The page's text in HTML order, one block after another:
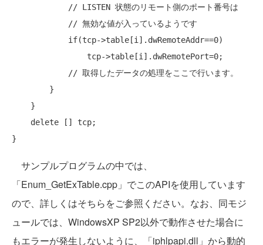
// LISTEN 状態のリモート側のポート番号は
// 無効な値が入っているようです
if(tcp->table[i].dwRemoteAddr==0)
// 取得したデータの処理をここで行います。
delete [] tcp;
サンプルプログラムの中では、
「Enum_GetExTable.cpp」でこのAPIを使用しています
ので、詳しくはそちらをご参照ください。なお、同モジ
ュールでは、WindowsXP SP2以外で動作させた場合に
もエラーが発生しないように、「iphlpapi.dll」から動的